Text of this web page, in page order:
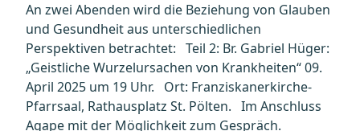
An zwei Abenden wird die Beziehung von Glauben
und Gesundheit aus unterschiedlichen
Perspektiven betrachtet: Teil 2: Br. Gabriel Hüger:
„Geistliche Wurzelursachen von Krankheiten“ 09.
April 2025 um 19 Uhr. Ort: Franziskanerkirche-
Pfarrsaal, Rathausplatz St. Pölten. Im Anschluss
Agape mit der Möglichkeit zum Gespräch.